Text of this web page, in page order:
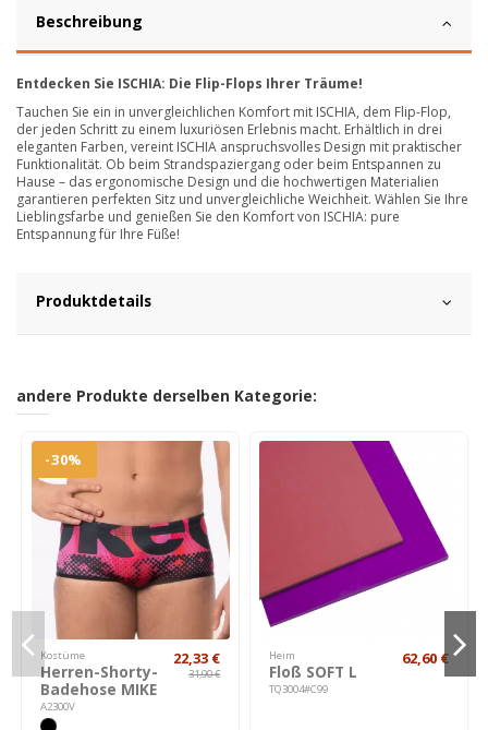
Beschreibung
Entdecken Sie ISCHIA: Die Flip-Flops Ihrer Träume!
Tauchen Sie ein in unvergleichlichen Komfort mit ISCHIA, dem Flip-Flop,
der jeden Schritt zu einem luxuriösen Erlebnis macht. Erhältlich in drei
eleganten Farben, vereint ISCHIA anspruchsvolles Design mit praktischer
Funktionalität. Ob beim Strandspaziergang oder beim Entspannen zu
Hause – das ergonomische Design und die hochwertigen Materialien
garantieren perfekten Sitz und unvergleichliche Weichheit. Wählen Sie Ihre
Lieblingsfarbe und genießen Sie den Komfort von ISCHIA: pure
Entspannung für Ihre Füße!
Produktdetails
andere Produkte derselben Kategorie:
-30%
Kostüme
Herren-Shorty-
Badehose MIKE
A2300V
22,33 €
31,90 €
Heim
Floß SOFT L
TQ3004#C99
62,60 €